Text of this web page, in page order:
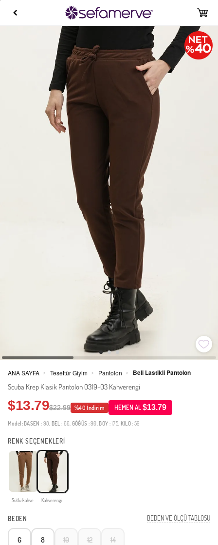
ANA SAYFA > Tesettür Giyim > Pantolon > Beli Lastikli Pantolon
Scuba Krep Klasik Pantolon 0319-03 Kahverengi
$13.79$22.99 %40 İndirim HEMEN AL$13.79
Model: BASEN : 98, BEL : 66, GÖĞÜS : 90, BOY : 175, KILO: 59
RENK SEÇENEKLERİ
Sütlü kahve Kahverengi
BEDEN BEDEN VE ÖLÇÜ TABLOSU
6 8 10 12 14